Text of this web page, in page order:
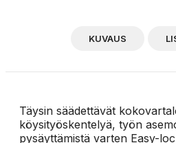
KUVAUS
Täysin säädettävät
köysityöskentelyä, työn
pysäyttämistä varten Easy-